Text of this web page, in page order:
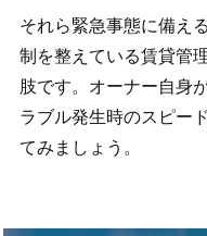
それら緊急事態に備え
制を整えている賃貸管
肢です。オーナー自身
ラブル発生時のスピー
てみましょう。